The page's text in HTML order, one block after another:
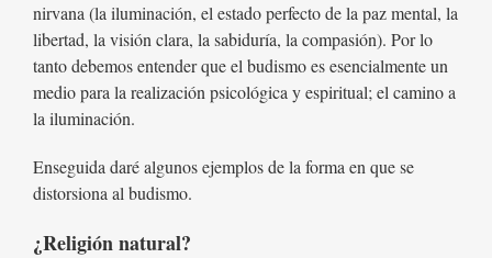
nirvana (la iluminación, el estado perfecto de la paz mental, la
libertad, la visión clara, la sabiduría, la compasión). Por lo
tanto debemos entender que el budismo es esencialmente un
medio para la realización psicológica y espiritual; el camino a
la iluminación.
Enseguida daré algunos ejemplos de la forma en que se
distorsiona al budismo.
¿Religión natural?